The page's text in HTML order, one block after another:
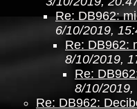
Re: DB962:
6/10/2019,
Re: DB962:
8/10/2019,
Re:
8/10/2019,
Re: DB962: